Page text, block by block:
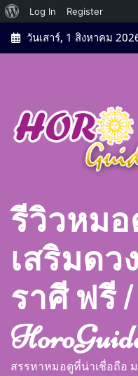
เกี่ยว
กับ
เวิร์ด
Log In
Register
Skip
to
วันเสาร์, 1 สิงหาคม
รีวิวหมอ
เสริมดว
ราศี ฟรี |
สรรหาหมอดูที่น่าเชื่อถือ